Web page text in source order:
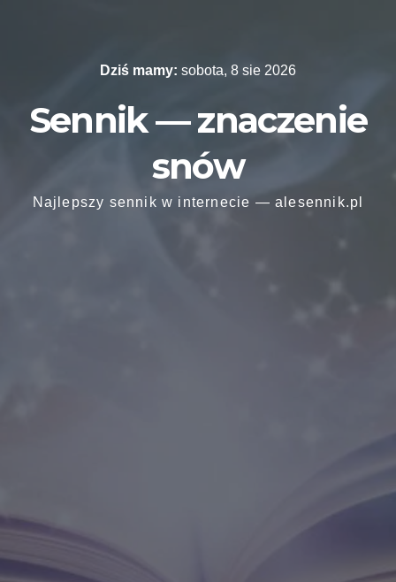
Dziś mamy: sobota, 8 sie 2026
Sennik — znaczenie
snów
Najlepszy sennik w internecie — alesennik.pl